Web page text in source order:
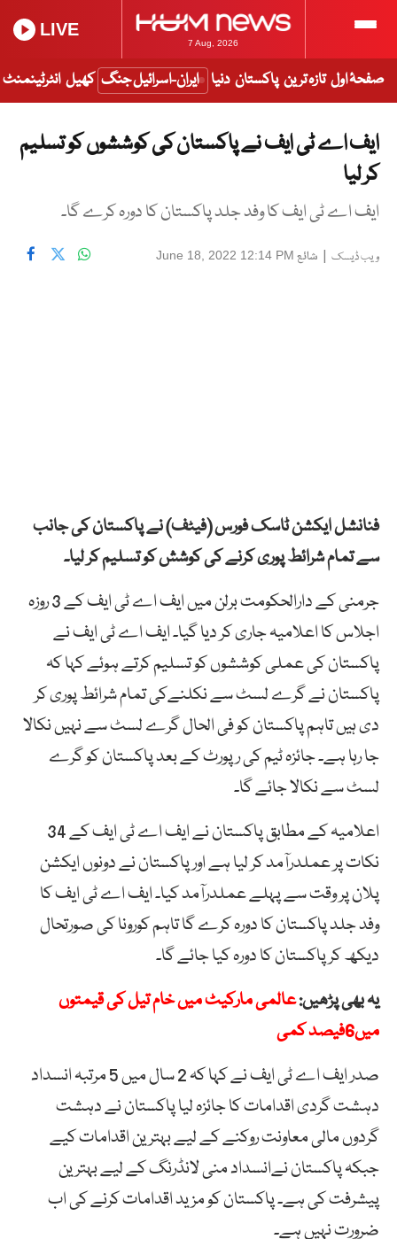
7 Aug, 2026
LIVE
صفحۂ اول تازہ ترین پاکستان دنیا ایران-اسرائیل جنگ کھیل انٹرٹینمنٹ
ایف اے ٹی ایف نے پاکستان کی کوششوں کو تسلیم
کر لیا
ایف اے ٹی ایف کا وفد جلد پاکستان کا دورہ کرے گا۔
ویب ڈیسک | شائع June 18, 2022 12:14 PM
فنانشل ایکشن ٹاسک فورس (فیٹف) نے پاکستان کی جانب
سے تمام شرائط پوری کرنے کی کوشش کو تسلیم کر لیا۔
جرمنی کے دارالحکومت برلن میں ایف اے ٹی ایف کے 3 روزہ
اجلاس کا اعلامیہ جاری کر دیا گیا۔ ایف اے ٹی ایف نے
پاکستان کی عملی کوششوں کو تسلیم کرتے ہوئے کہا کہ
پاکستان نے گرے لسٹ سے نکلنےکی تمام شرائط پوری کر
دی ہیں تاہم پاکستان کو فی الحال گرے لسٹ سے نہیں نکالا
جا رہا ہے۔ جائزہ ٹیم کی رپورٹ کے بعد پاکستان کو گرے
لسٹ سے نکالا جائے گا۔
اعلامیہ کے مطابق پاکستان نے ایف اے ٹی ایف کے 34
نکات پر عملدرآمد کر لیا ہے اور پاکستان نے دونوں ایکشن
پلان پر وقت سے پہلے عملدرآمد کیا۔ ایف اے ٹی ایف کا
وفد جلد پاکستان کا دورہ کرے گا تاہم کورونا کی صورتحال
دیکھ کر پاکستان کا دورہ کیا جائے گا۔
یہ بھی پڑھیں:عالمی مارکیٹ میں خام تیل کی قیمتوں
میں6فیصد کمی
صدر ایف اے ٹی ایف نے کہا کہ 2 سال میں 5 مرتبہ انسداد
دہشت گردی اقدامات کا جائزہ لیا پاکستان نے دہشت
گردوں مالی معاونت روکنے کے لیے بہترین اقدامات کیے
جبکہ پاکستان نےانسداد منی لانڈرنگ کے لیے بہترین
پیشرفت کی ہے۔ پاکستان کو مزید اقدامات کرنے کی اب
ضرورت نہیں ہے۔